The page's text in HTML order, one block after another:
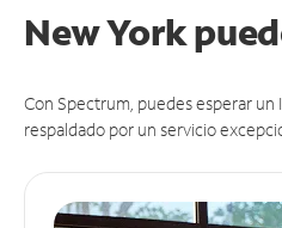
New York
Con Spectrum, puedes esperar
respaldado por un servicio